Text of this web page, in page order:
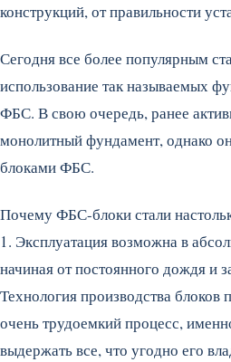
конструкций, от правильности
Сегодня все более популярным
использование так называемых
ФБС. В свою очередь, ранее
монолитный фундамент, однако
блоками ФБС.
Почему ФБС-блоки стали
1. Эксплуатация возможна в
начиная от постоянного дождя и
Технология производства блоков
очень трудоемкий процесс,
выдержать все, что угодно его